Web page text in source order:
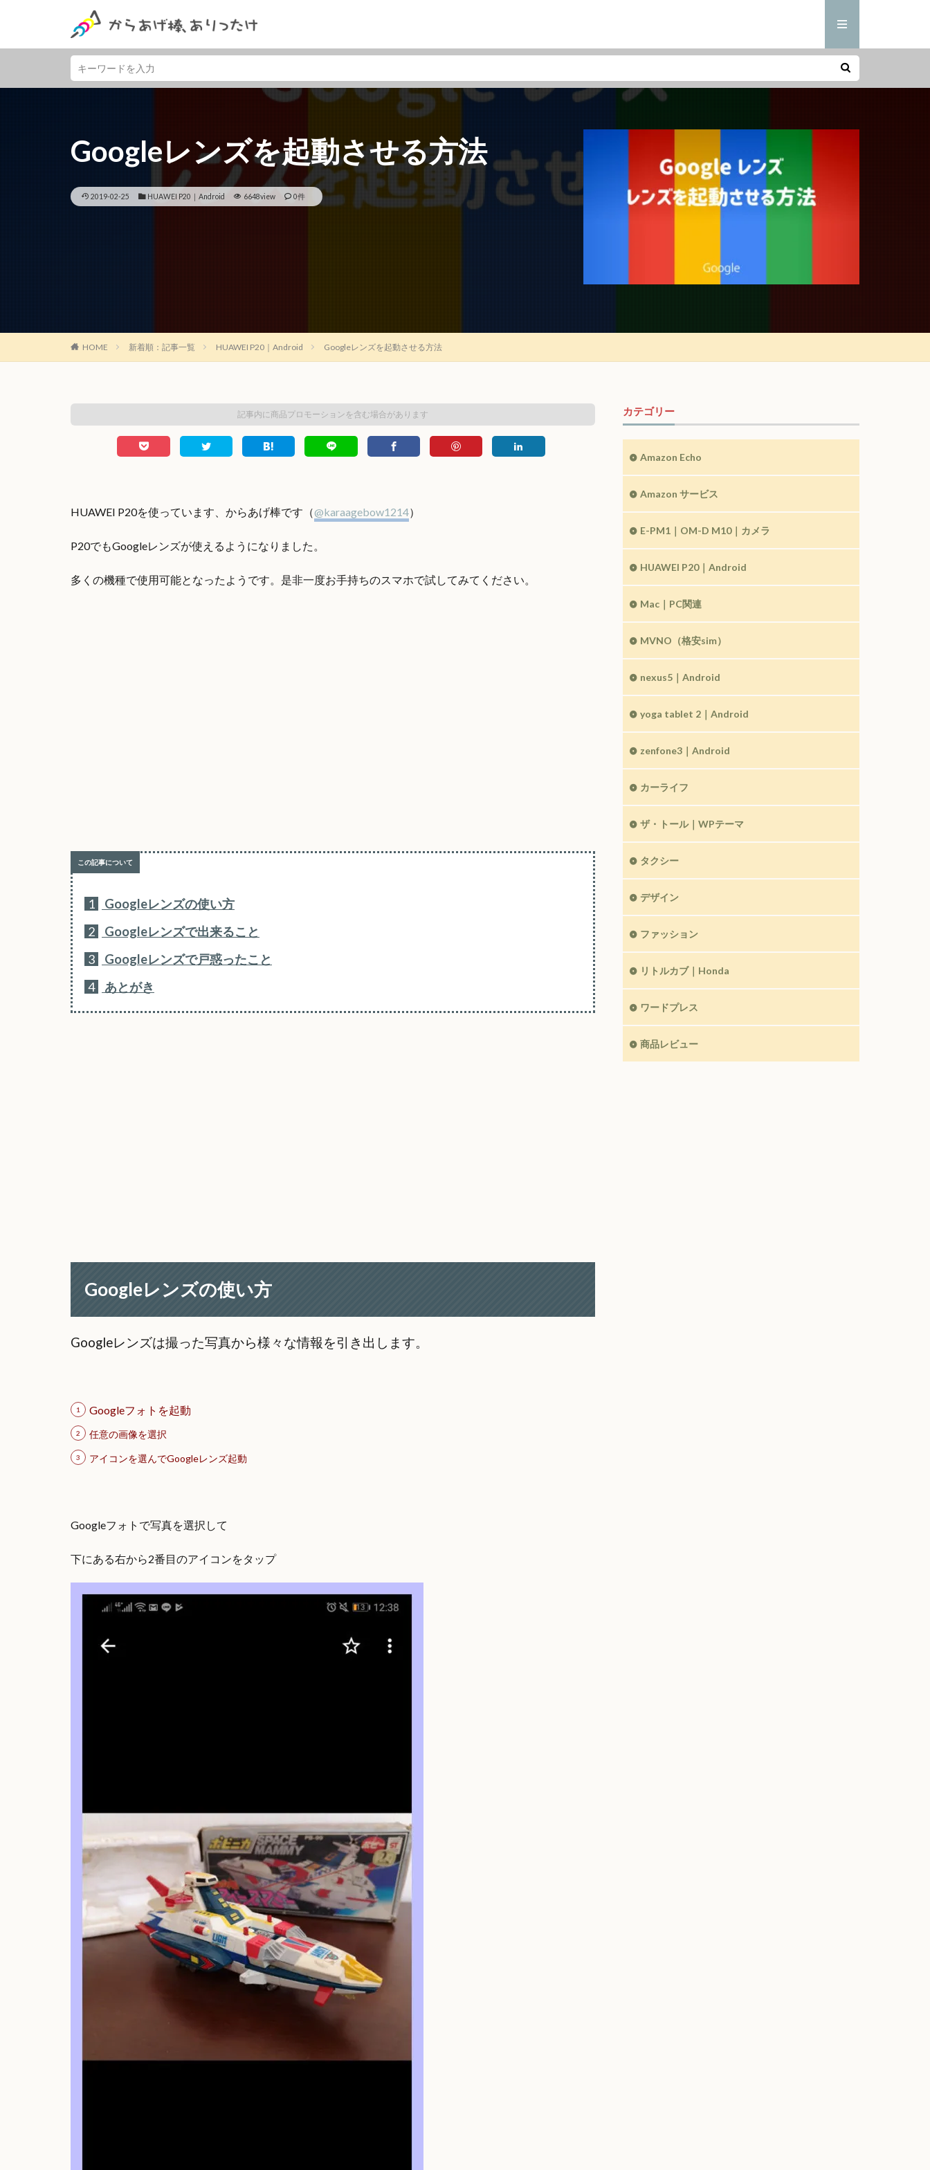
Googleレンズを起動させる方法
2019-02-25 HUAWEI P20｜Android 6648view 0件
HOME 新着順：記事一覧 HUAWEI P20｜Android Googleレンズを起動させる方法
記事内に商品プロモーションを含む場合があります
HUAWEI P20を使っています、からあげ棒です（@karaagebow1214）
P20でもGoogleレンズが使えるようになりました。
多くの機種で使用可能となったようです。是非一度お手持ちのスマホで試してみてください。
1
Googleレンズの使い方
2
Googleレンズで出来ること
3
Googleレンズで戸惑ったこと
4
あとがき
Googleレンズの使い方
Googleレンズは撮った写真から様々な情報を引き出します。
Googleフォトを起動
任意の画像を選択
アイコンを選んでGoogleレンズ起動
Googleフォトで写真を選択して
下にある右から2番目のアイコンをタップ
カテゴリー
Amazon Echo
Amazon サービス
E-PM1｜OM-D M10｜カメラ
HUAWEI P20｜Android
Mac｜PC関連
MVNO（格安sim）
nexus5｜Android
yoga tablet 2｜Android
zenfone3｜Android
カーライフ
ザ・トール｜WPテーマ
タクシー
デザイン
ファッション
リトルカブ｜Honda
ワードプレス
商品レビュー